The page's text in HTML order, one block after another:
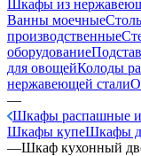
Шкафы из
Ванны моечные
производственные
оборудование
для овощейКолоды
нержавеющей стали
—
Шкафы распашные
Шкафы купеШкафы
—Шкаф кухонный